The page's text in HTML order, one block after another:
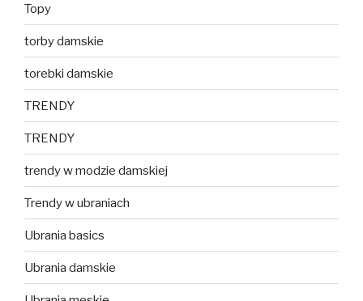
Topy
torby damskie
torebki damskie
TRENDY
TRENDY
trendy w modzie damskiej
Trendy w ubraniach
Ubrania basics
Ubrania damskie